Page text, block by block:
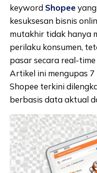
keyword Shopee
kesuksesan bisnis
mutakhir tidak hanya
perilaku konsumen,
pasar secara real-
Artikel ini mengupas
Shopee terkini
berbasis data aktual